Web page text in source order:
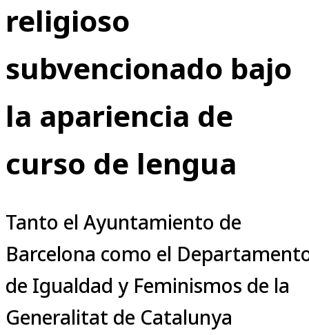
religioso
subvencionado bajo
la apariencia de
curso de lengua
Tanto el Ayuntamiento de
Barcelona como el
de Igualdad y Feminismos de la
Generalitat de Catalunya